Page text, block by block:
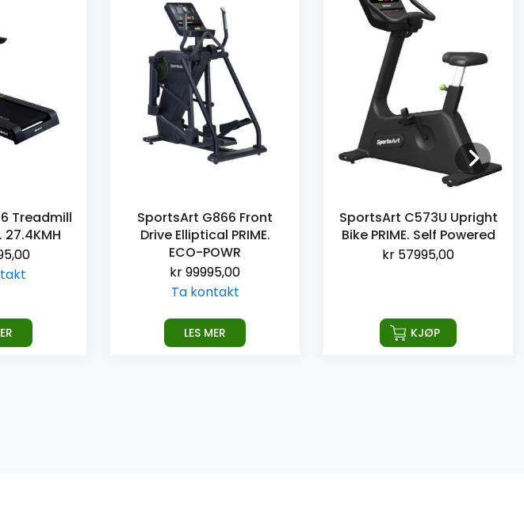
Treadmill
27.4KMH
SportsArt G866 Front
Drive Elliptical PRIME.
ECO-POWR
kr99995,00
Ta kontakt
LES MER
SportsArt C573U Upright
Bike PRIME. Self Powered
kr 57995,00
KJØP